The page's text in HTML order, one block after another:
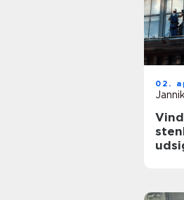
02.